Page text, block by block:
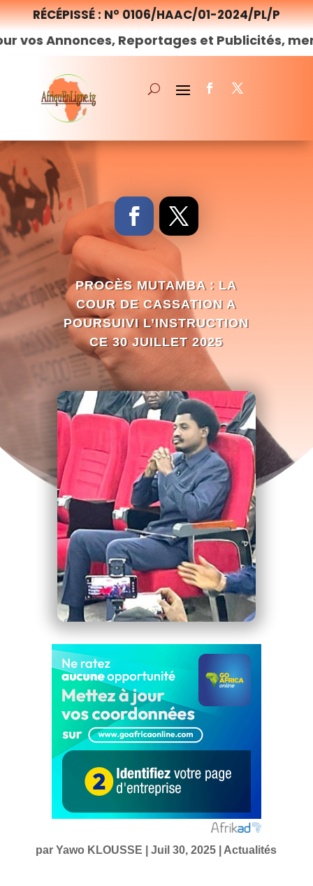
RÉCÉPISSÉ : N° 0106/HAAC/01-2024/PL/P
Reportages et Publicités, merci denous
PROCÈS MUTAMBA : LA
COUR DE CASSATION A
POURSUIVI L’INSTRUCTION
CE 30 JUILLET 2025
parYawo KLOUSSE |Juil 30, 2025 Actualités